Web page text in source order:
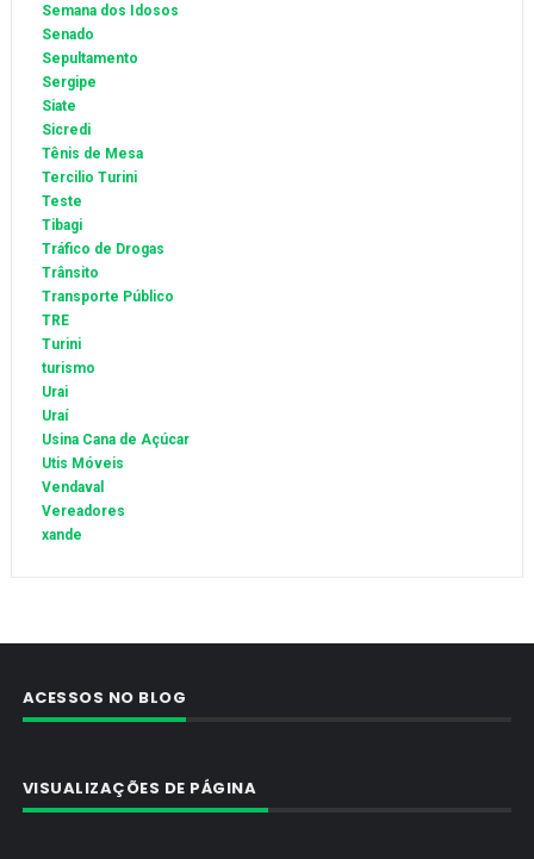
Semana dos Idosos
Senado
Sepultamento
Sergipe
Siate
Sicredi
Tênis de Mesa
Tercilio Turini
Teste
Tibagi
Tráfico de Drogas
Trânsito
Transporte Público
TRE
Turini
turismo
Urai
Uraí
Usina Cana de Açúcar
Utis Móveis
Vendaval
Vereadores
xande
ACESSOS NO BLOG
VISUALIZAÇÕES DE PÁGINA